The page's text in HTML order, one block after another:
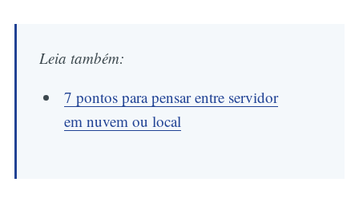
Leia também:
7 pontos para pensar entre servidor
em nuvem ou local